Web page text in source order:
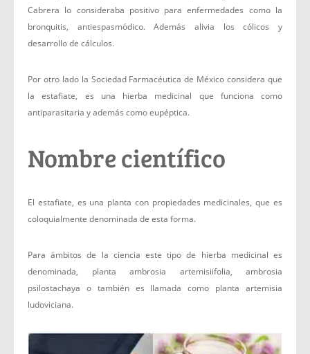
Cabrera lo consideraba positivo para enfermedades como la
bronquitis, antiespasmódico. Además alivia los cólicos y
desarrollo de cálculos.
Por otro lado la Sociedad Farmacéutica de México considera que
la estafiate, es una hierba medicinal que funciona como
antiparasitaria y además como eupéptica.
Nombre científico
El estafiate, es una planta con propiedades medicinales, que es
coloquialmente denominada de esta forma.
Para ámbitos de la ciencia este tipo de hierba medicinal es
denominada, planta ambrosia artemisiifolia, ambrosia
psilostachaya o también es llamada como planta artemisia
ludoviciana.